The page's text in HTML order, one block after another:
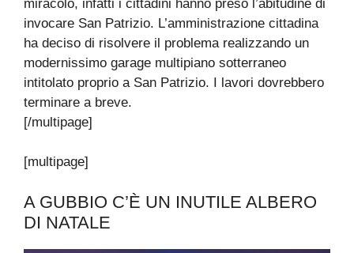
miracolo, infatti i cittadini hanno preso l’abitudine di
invocare San Patrizio. L’amministrazione cittadina
ha deciso di risolvere il problema realizzando un
modernissimo garage multipiano sotterraneo
intitolato proprio a San Patrizio. I lavori dovrebbero
terminare a breve.
[/multipage]
[multipage]
A GUBBIO C’È UN INUTILE ALBERO
DI NATALE